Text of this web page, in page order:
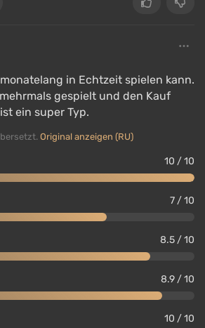
in Echtzeit spielen kann.
gespielt und den Kauf
ein super Typ.
Original anzeigen (RU)
10 / 10
7 / 10
8.5 / 10
8.9 / 10
10 / 10